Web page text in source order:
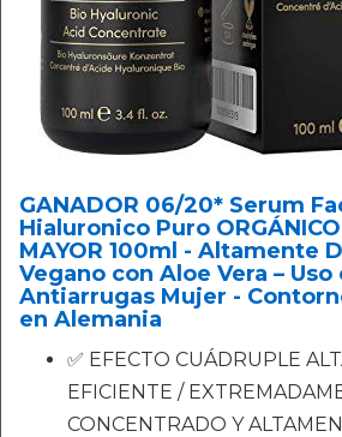
GANADOR 06/20* Serum
Hialuronico Puro ORGÁNICO
MAYOR 100ml - Altamente
Vegano con Aloe Vera – Uso
Antiarrugas Mujer -
en Alemania
✅ EFECTO CUÁDRUPLE
EFICIENTE /
CONCENTRADO Y